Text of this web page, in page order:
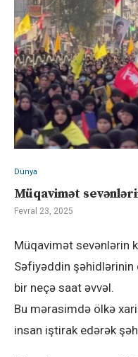
Dünya
Müqavimət
Fevral 23, 2025
Müqavimət sevənlərin
Səfiyəddin
bir neçə saat əvvəl.
Bu mərasimdə ölkə
insan iştirak edərək